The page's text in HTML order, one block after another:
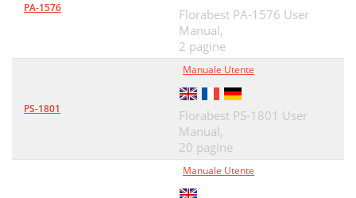
PA-1576
Florabest PA-1576 User
Manual,
2 pagine
PS-1801
Manuale Utente
Florabest PS-1801 User
Manual,
20 pagine
Manuale Utente